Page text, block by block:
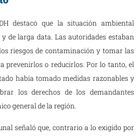
destacó que la situación ambiental
de larga data. Las autoridades estaban
riesgos de contaminación y tomar las
prevenirlos o reducirlos. Por lo tanto, el
había tomado medidas razonables y
los derechos de los demandantes
general de la región.
señaló que, contrario a lo exigido por